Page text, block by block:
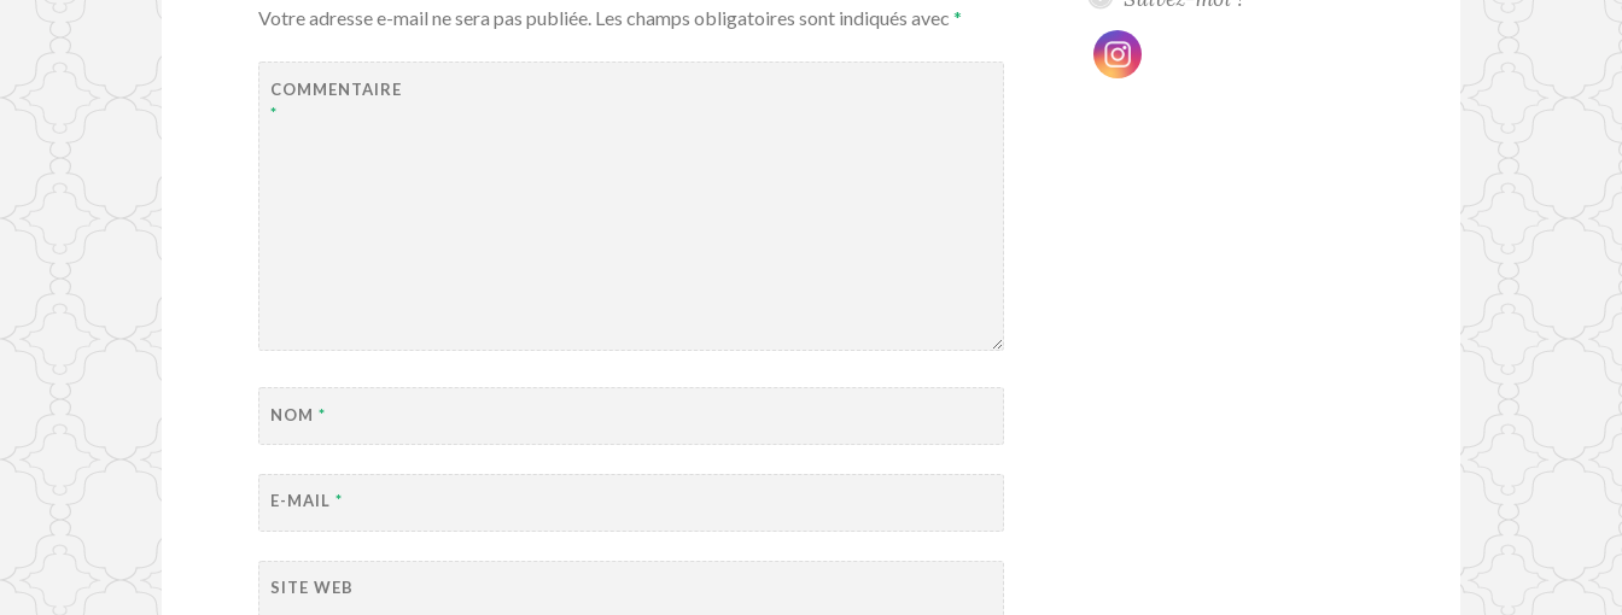
Votre adresse e-mail ne sera pas publiée. Les champs obligatoires sont indiqués avec*
COMMENTAIRE
*
NOM*
E-MAIL*
SITE WEB